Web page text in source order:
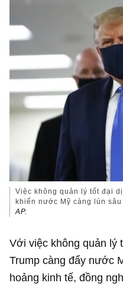
Việc không quản lý tốt đại
khiến nước Mỹ càng lún
AP.
Với việc không quản lý
Trump càng đẩy nước
hoảng kinh tế, đồng